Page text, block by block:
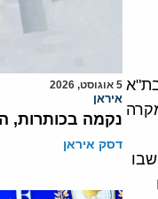
5 אוגוסט, 2026
איראן
נקמה בכותרות,
דסק איראן